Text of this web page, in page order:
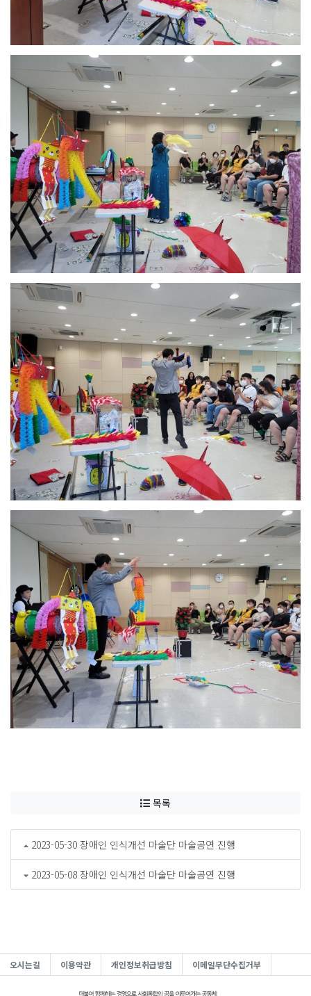
목록
2023-05-30 장애인 인식개선 마술단 마술공연 진행
2023-05-08 장애인 인식개선 마술단 마술공연 진행
오시는길 이용약관 개인정보취급방침 이메일무단수집거부